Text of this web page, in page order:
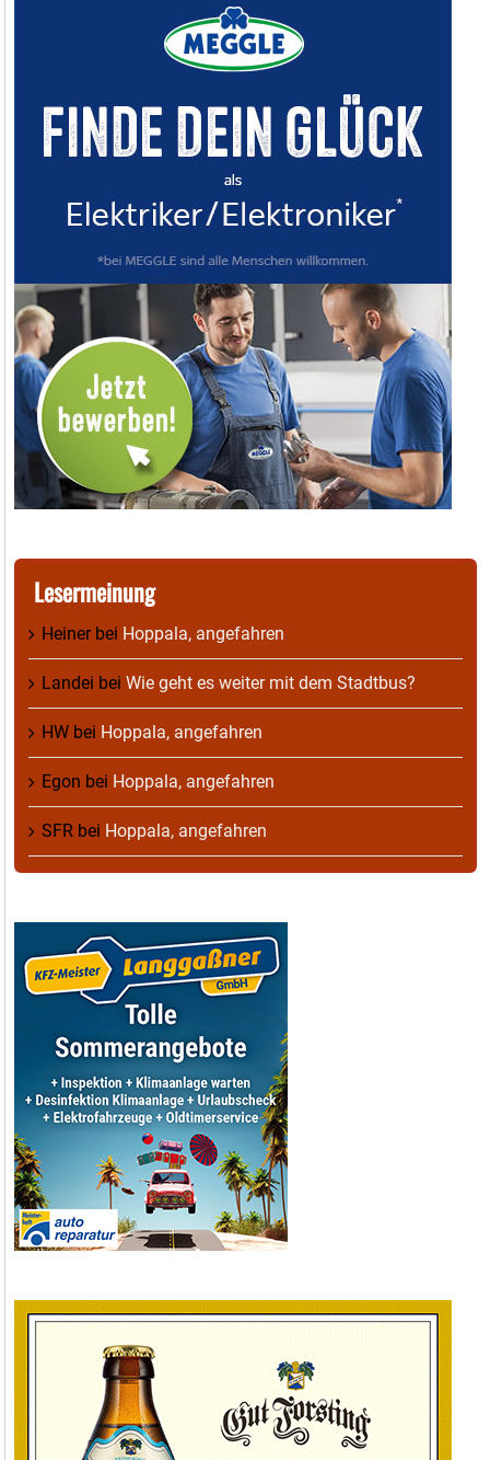
Lesermeinung
Heinerbei Hoppala, angefahren
Landei bei Wie geht es weiter mit dem Stadtbus?
HW bei Hoppala, angefahren
Egon bei Hoppala, angefahren
SFR bei Hoppala, angefahren